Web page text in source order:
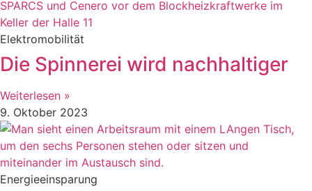
Elektromobilität
Die Spinnerei wird nachhaltiger
Weiterlesen »
9. Oktober 2023
Energieeinsparung